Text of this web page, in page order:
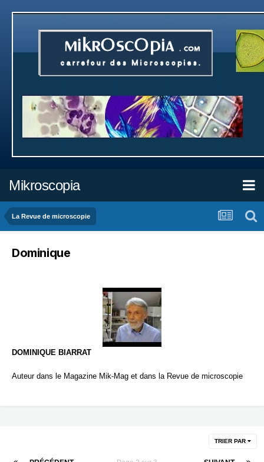
Mikroscopia
La Revue de microscopie
Dominique
DOMINIQUE BIARRAT
Auteur dans le Magazine Mik-Mag et dans la Revue de microscopie
TRIER PAR